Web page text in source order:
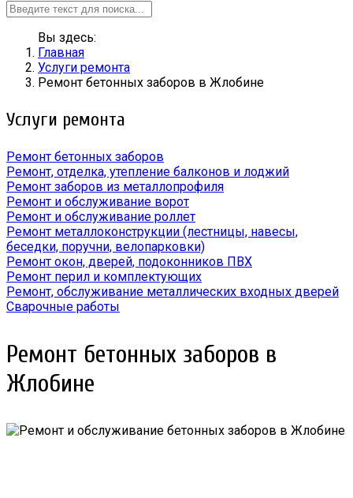
Вы здесь:
Главная
Услуги ремонта
Ремонт бетонных заборов в Жлобине
Услуги ремонта
Ремонт бетонных заборов
Ремонт, отделка, утепление балконов и лоджий
Ремонт заборов из металлопрофиля
Ремонт и обслуживание ворот
Ремонт и обслуживание роллет
Ремонт металлоконструкции (лестницы, навесы,
беседки, поручни, велопарковки)
Ремонт окон, дверей, подоконников ПВХ
Ремонт перил и комплектующих
Ремонт, обслуживание металлических входных дверей
Сварочные работы
Ремонт бетонных заборов в
Жлобине